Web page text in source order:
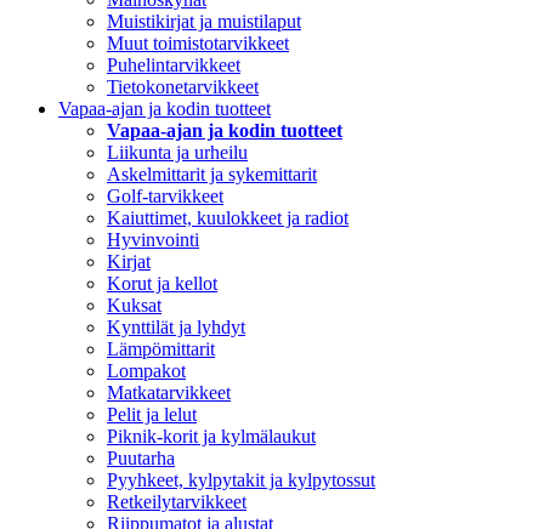
Muistikirjat ja muistilaput
Muut toimistotarvikkeet
Puhelintarvikkeet
Tietokonetarvikkeet
Vapaa-ajan ja kodin tuotteet
Vapaa-ajan ja kodin tuotteet
Liikunta ja urheilu
Askelmittarit ja sykemittarit
Golf-tarvikkeet
Kaiuttimet, kuulokkeet ja radiot
Hyvinvointi
Kirjat
Korut ja kellot
Kuksat
Kynttilät ja lyhdyt
Lämpömittarit
Lompakot
Matkatarvikkeet
Pelit ja lelut
Piknik-korit ja kylmälaukut
Puutarha
Pyyhkeet, kylpytakit ja kylpytossut
Retkeilytarvikkeet
Riippumatot ja alustat